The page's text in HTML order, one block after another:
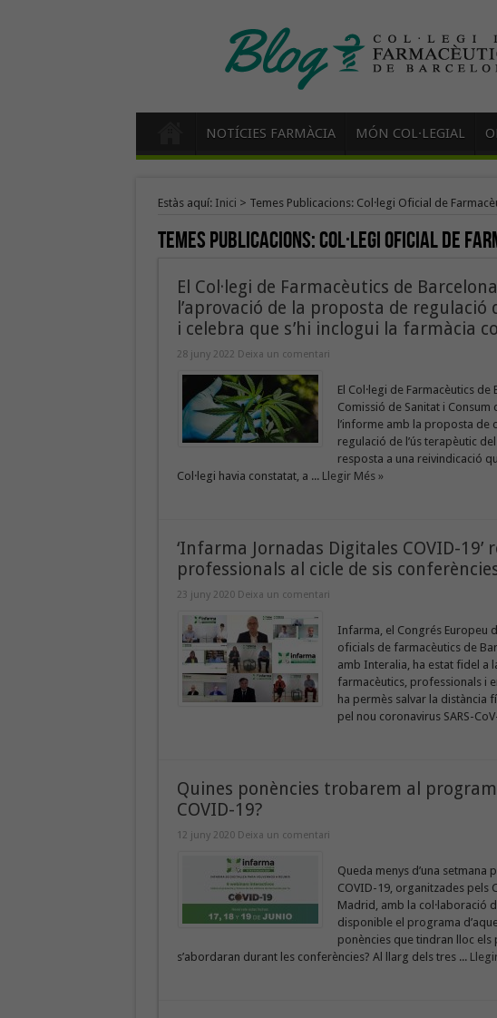
NOTÍCIES FARMÀCIA MÓN COL·LEGIAL
Estàs aquí: Inici > Temes Publicacions: Col·legi Oficial de
Temes Publicacions:Col·legi Oficial de
El Col·legi de Farmacèutics de
l’aprovació de la proposta de
i celebra que s’hi inclogui la farmàcia
28 juny 2022 Deixa un comentari
El Col·legi de Farmacèutics
Comissió de Sanitat i
l’informe amb la proposta de
regulació de l’ús terapèutic
resposta a una reivindicació
Col·legi havia constatat, a ... Llegir Més »
‘Infarma Jornadas Digitales COVID-
professionals al cicle de sis
23 juny 2020 Deixa un comentari
Infarma, el Congrés Europeu
oficials de farmacèutics de
amb Interalia, ha estat fidel a
farmacèutics, professionals i
ha permès salvar la distància
pel nou coronavirus SARS-
Quines ponències trobarem al
COVID-19?
12 juny 2020 Deixa un comentari
Queda menys d’una
COVID-19, organitzades pels
Madrid, amb la col·laboració
disponible el programa
ponències que tindran lloc els
s’abordaran durant les conferències? Al llarg dels tres ...